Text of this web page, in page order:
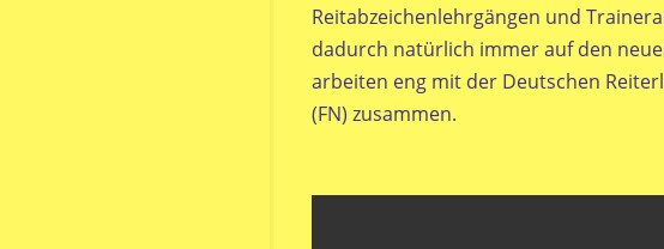
Reitabzeichenlehrgängen und
dadurch natürlich immer auf den
arbeiten eng mit der Deutschen
(FN) zusammen.